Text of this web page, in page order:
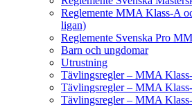
Reglemente MMA Klass-A
ligan)
Reglemente Svenska Pro
Barn och ungdomar
Utrustning
Tävlingsregler – MMA
Tävlingsregler – MMA
Tävlingsregler – MMA